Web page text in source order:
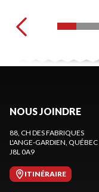
NOUS JOINDRE
88, CH DES FABRIQUES
L'ANGE-GARDIEN, QUÉBEC
J8L 0A9
ITINÉRAIRE